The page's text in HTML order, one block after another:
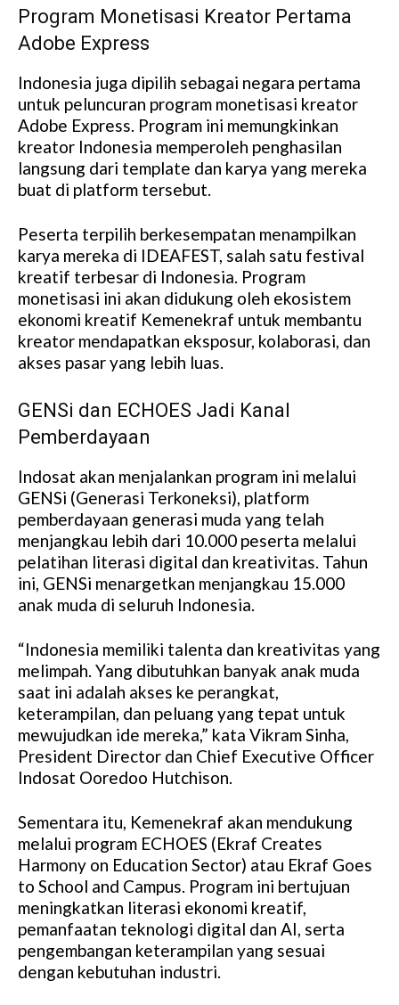
Program Monetisasi Kreator Pertama
Adobe Express
Indonesia juga dipilih sebagai negara pertama
untuk peluncuran program monetisasi kreator
Adobe Express. Program ini memungkinkan
kreator Indonesia memperoleh penghasilan
langsung dari template dan karya yang mereka
buat di platform tersebut.
Peserta terpilih berkesempatan menampilkan
karya mereka di IDEAFEST, salah satu festival
kreatif terbesar di Indonesia. Program
monetisasi ini akan didukung oleh ekosistem
ekonomi kreatif Kemenekraf untuk membantu
kreator mendapatkan eksposur, kolaborasi, dan
akses pasar yang lebih luas.
GENSi dan ECHOES Jadi Kanal
Pemberdayaan
Indosat akan menjalankan program ini melalui
GENSi (Generasi Terkoneksi), platform
pemberdayaan generasi muda yang telah
menjangkau lebih dari 10.000 peserta melalui
pelatihan literasi digital dan kreativitas. Tahun
ini, GENSi menargetkan menjangkau 15.000
anak muda di seluruh Indonesia.
“Indonesia memiliki talenta dan kreativitas yang
melimpah. Yang dibutuhkan banyak anak muda
saat ini adalah akses ke perangkat,
keterampilan, dan peluang yang tepat untuk
mewujudkan ide mereka,” kata Vikram Sinha,
President Director dan Chief Executive Officer
Indosat Ooredoo Hutchison.
Sementara itu, Kemenekraf akan mendukung
melalui program ECHOES (Ekraf Creates
Harmony on Education Sector) atau Ekraf Goes
to School and Campus. Program ini bertujuan
meningkatkan literasi ekonomi kreatif,
pemanfaatan teknologi digital dan AI, serta
pengembangan keterampilan yang sesuai
dengan kebutuhan industri.